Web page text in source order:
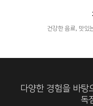
건강한 음료, 맛있
다양한 경험을 바탕
독